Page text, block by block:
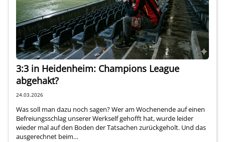
3:3 in Heidenheim: Champions League
abgehakt?
24.03.2026
Was soll man dazu noch sagen? Wer am Wochenende auf einen
Befreiungsschlag unserer Werkself gehofft hat, wurde leider
wieder mal auf den Boden der Tatsachen zurückgeholt. Und das
ausgerechnet beim…